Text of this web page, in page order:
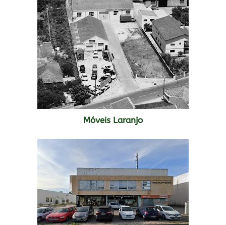
Móveis Laranjo